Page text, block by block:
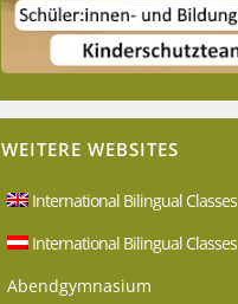
WEITERE WEBSITES
International Bilingual Classes
International Bilingual Classes
Abendgymnasium